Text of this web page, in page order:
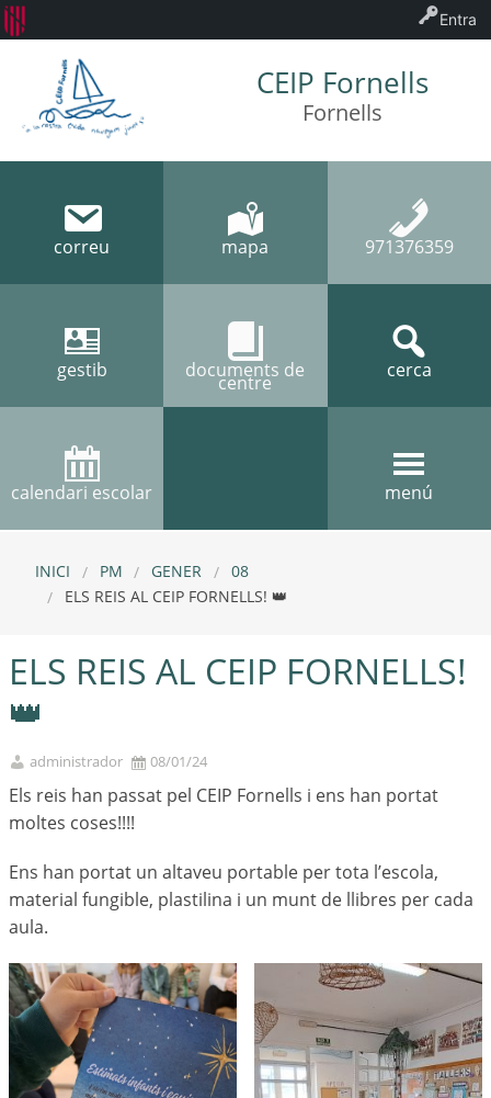
CEIP Fornells
Fornells
correu mapa 971376359
gestib documents de
centre
cerca
calendari escolar menú
INICI PM GENER
08
ELS REIS AL CEIP FORNELLS! 👑
ELS REIS AL CEIP FORNELLS!
👑
administrador 08/01/24
Els reis han passat pel CEIP Fornells i ens han portat
moltes coses!!!!
Ens han portat un altaveu portable per tota l’escola,
material fungible, plastilina i un munt de llibres per cada
aula.
Entra